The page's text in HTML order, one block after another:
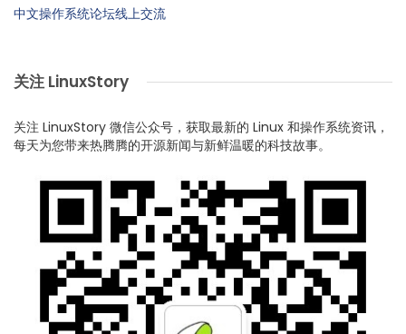
中文操作系统论坛线上交流
关注 LinuxStory
关注 LinuxStory 微信公众号，获取最新的 Linux 和操作系统资讯，
每天为您带来热腾腾的开源新闻与新鲜温暖的科技故事。